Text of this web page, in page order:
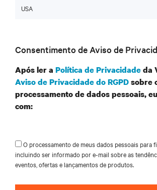
Consentimento de Aviso de
Após ler a Política de Privacidadeda
Aviso de Privacidade do RGPDsobre
processamento de dados pessoais,
com:
O processamento de meus dados pessoais para
incluindo ser informado por e-mail sobre as
eventos, ofertas e lançamentos de produtos.